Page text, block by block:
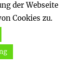
der Webseite
Cookies zu.